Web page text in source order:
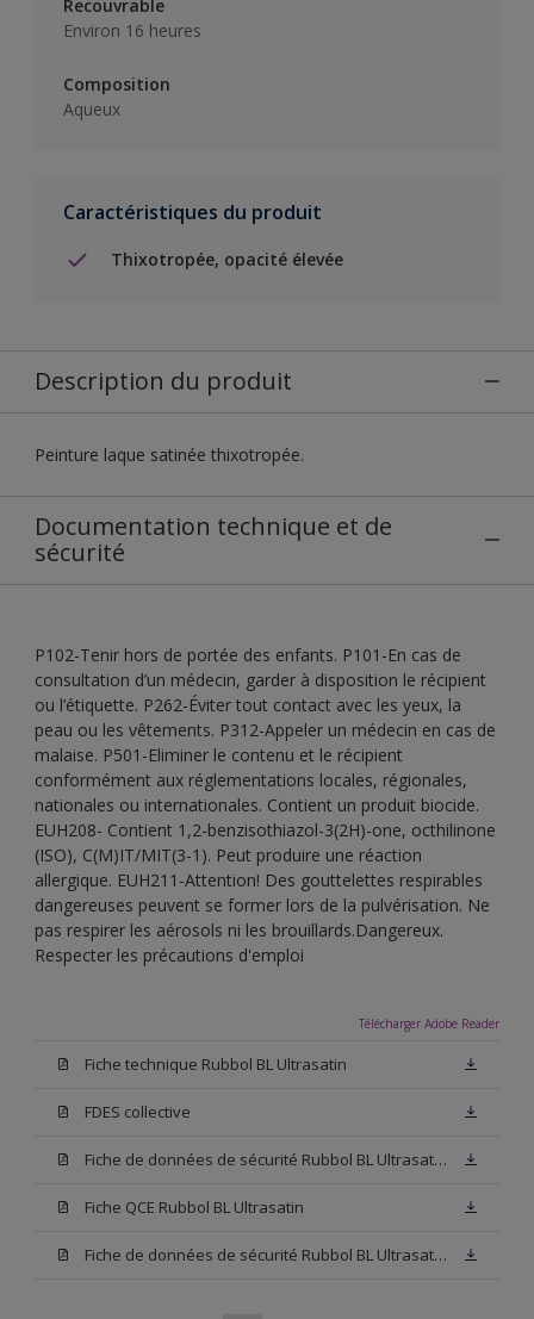
Recouvrable
Environ 16 heures
Composition
Aqueux
Caractéristiques du produit
Thixotropée, opacité élevée
Description du produit
Peinture laque satinée thixotropée.
Documentation technique et de
sécurité
P102-Tenir hors de portée des enfants. P101-En cas de
consultation d’un médecin, garder à disposition le récipient
ou l’étiquette. P262-Éviter tout contact avec les yeux, la
peau ou les vêtements. P312-Appeler un médecin en cas de
malaise. P501-Eliminer le contenu et le récipient
conformément aux réglementations locales, régionales,
nationales ou internationales. Contient un produit biocide.
EUH208- Contient 1,2-benzisothiazol-3(2H)-one, octhilinone
(ISO), C(M)IT/MIT(3-1). Peut produire une réaction
allergique. EUH211-Attention! Des gouttelettes respirables
dangereuses peuvent se former lors de la pulvérisation. Ne
pas respirer les aérosols ni les brouillards.Dangereux.
Respecter les précautions d'emploi
Télécharger Adobe Reader
Fiche technique Rubbol BL Ultrasatin
FDES collective
Fiche de données de sécurité Rubbol BL Ultrasatin Base N00
Fiche QCE Rubbol BL Ultrasatin
Fiche de données de sécurité Rubbol BL Ultrasatin Base W05